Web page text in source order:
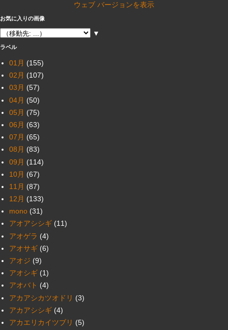
ウェブ バージョンを表示
お気に入りの画像
▼
ラベル
01月 (155)
02月 (107)
03月 (57)
04月 (50)
05月 (75)
06月 (63)
07月 (65)
08月 (83)
09月 (114)
10月 (67)
11月 (87)
12月 (133)
mono (31)
アオアシシギ (11)
アオゲラ (4)
アオサギ (6)
アオジ (9)
アオシギ (1)
アオバト (4)
アカアシカツオドリ (3)
アカアシシギ (4)
アカエリカイツブリ (5)